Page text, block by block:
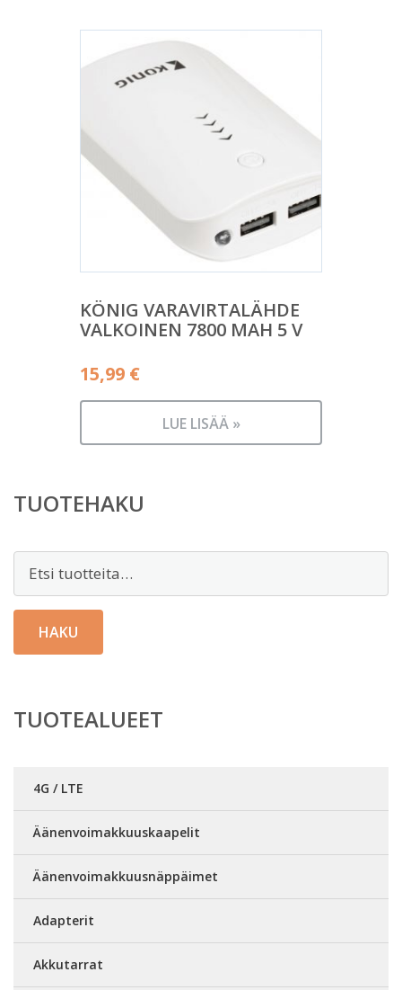
KÖNIG VARAVIRTALÄHDE
VALKOINEN 7800 MAH 5 V
15,99 €
LUE LISÄÄ »
TUOTEHAKU
Etsi:
HAKU
TUOTEALUEET
4G / LTE
Äänenvoimakkuuskaapelit
Äänenvoimakkuusnäppäimet
Adapterit
Akkutarrat